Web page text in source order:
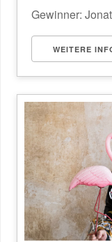
Gewinner:
WEITERE